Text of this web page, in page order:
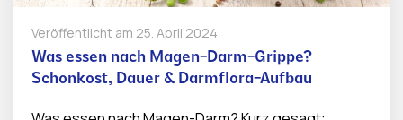
Veröffentlicht am 25. April 2024
Was essen nach Magen-Darm-Grippe?
Schonkost, Dauer & Darmflora-Aufbau